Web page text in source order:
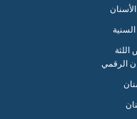
اللثة
الرقمي